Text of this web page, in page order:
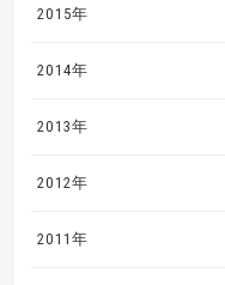
2015年
2014年
2013年
2012年
2011年